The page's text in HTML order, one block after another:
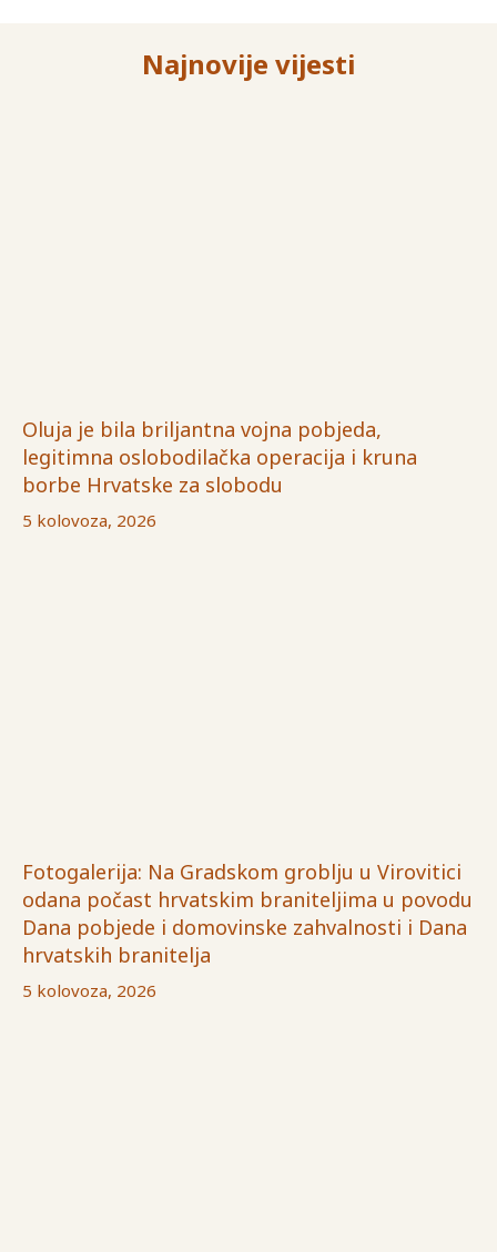
Najnovije vijesti
Oluja je bila briljantna vojna pobjeda,
legitimna oslobodilačka operacija i kruna
borbe Hrvatske za slobodu
5 kolovoza, 2026
Fotogalerija: Na Gradskom groblju u Virovitici
odana počast hrvatskim braniteljima u povodu
Dana pobjede i domovinske zahvalnosti i Dana
hrvatskih branitelja
5 kolovoza, 2026